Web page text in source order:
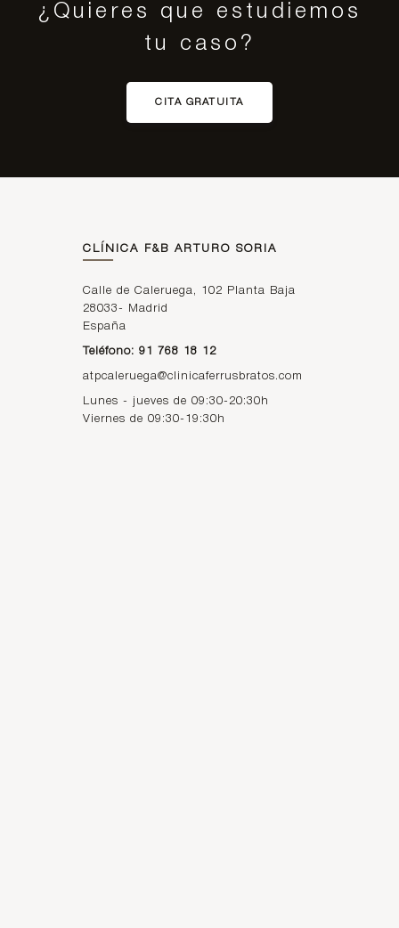
¿Quieres que estudiemos
tu caso?
CITA GRATUITA
CLÍNICA F&B ARTURO SORIA
Calle de Caleruega, 102 Planta Baja
28033-
Madrid
España
Teléfono: 91 768 18 12
atpcaleruega@clinicaferrusbratos.com
Lunes - jueves de 09:30-20:30h
Viernes de 09:30-19:30h